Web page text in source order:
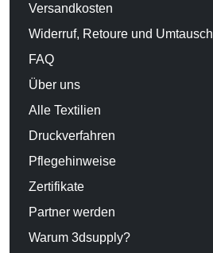
Versandkosten
Widerruf, Retoure und Umtausch
FAQ
Über uns
Alle Textilien
Druckverfahren
Pflegehinweise
Zertifikate
Partner werden
Warum 3dsupply?